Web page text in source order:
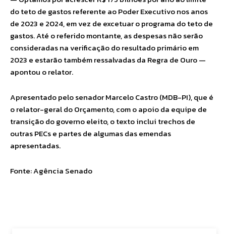
do teto de gastos referente ao Poder Executivo nos anos
de 2023 e 2024, em vez de excetuar o programa do teto de
gastos. Até o referido montante, as despesas não serão
consideradas na verificação do resultado primário em
2023 e estarão também ressalvadas da Regra de Ouro —
apontou o relator.
Apresentado pelo senador Marcelo Castro (MDB-PI), que é
o relator-geral do Orçamento, com o apoio da equipe de
transição do governo eleito, o texto inclui trechos de
outras PECs e partes de algumas das emendas
apresentadas.
Fonte: Agência Senado